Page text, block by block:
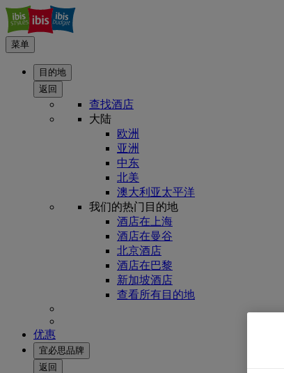
菜单
目的地
返回
查找酒店
大陆
欧洲
亚洲
中东
北美
澳大利亚太平洋
我们的热门目的地
酒店在上海
酒店在曼谷
北京酒店
酒店在巴黎
新加坡酒店
查看所有目的地
优惠
宜必思品牌
返回